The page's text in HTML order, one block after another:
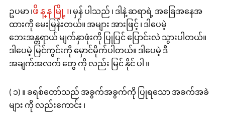
ဥပမာ ၊ဖိ န္ န မြို့ ၊၊ မှန် ပါသည် ၊ ဒါနဲ့ ဆရာရဲ့ အခြေအနေအ
ထားကို မေးမြန်းတယ်။ အများ အားဖြင့် ၊ ဒါပေမဲ့
ဘေးအန္တရာယ် မျက်နှာဖုံးကို ပြုပြင် ပြောင်းလဲ သွားပါတယ်။
ဒါပေမဲ့ မြင်ကွင်းကို မှောင်မိုက်ပါတယ်။ ဒါပေမဲ့ ဒီ
အချက်အလက် တွေ ကို လည်း မြင် နိုင် ပါ ။
( ၁) ။ ခရစ်တော်သည် အခွက်အခွက်ကို ပြုရသော အခက်အခဲ
များ ကို လည်းကောင်း ၊